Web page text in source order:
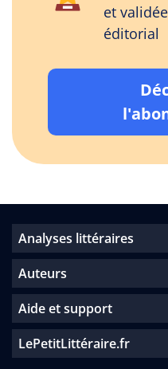
et
éditorial
Analyses littéraires
Auteurs
Aide et support
LePetitLittéraire.fr